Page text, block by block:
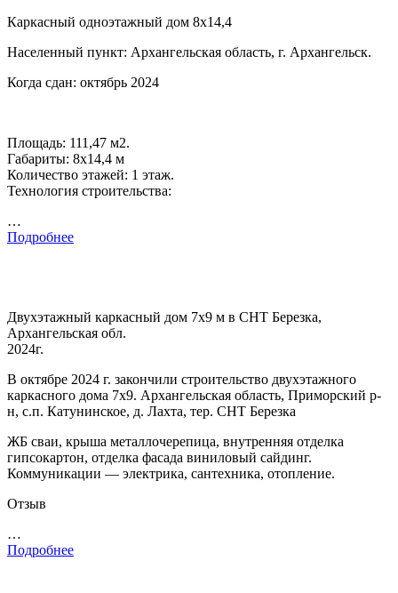
Каркасный одноэтажный дом 8х14,4
Населенный пункт: Архангельская область, г. Архангельск.
Когда сдан: октябрь 2024
Площадь: 111,47 м2.
Габариты: 8х14,4 м
Количество этажей: 1 этаж.
Технология строительства:
…
Подробнее
Двухэтажный каркасный дом 7х9 м в СНТ Березка,
Архангельская обл.
2024г.
В октябре 2024 г. закончили строительство двухэтажного
каркасного дома 7х9. Архангельская область, Приморский р-
н, с.п. Катунинское, д. Лахта, тер. СНТ Березка
ЖБ сваи, крыша металлочерепица, внутренняя отделка
гипсокартон, отделка фасада виниловый сайдинг.
Коммуникации — электрика, сантехника, отопление.
Отзыв
…
Подробнее